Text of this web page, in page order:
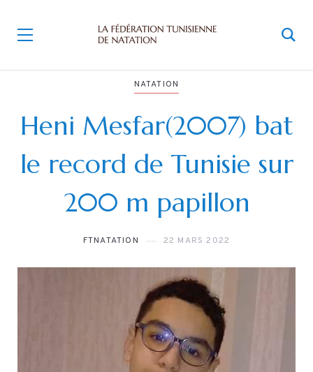
NATATION
Heni Mesfar(2007) bat
le record de Tunisie sur
200 m papillon
FTNATATION 22 MARS 2022